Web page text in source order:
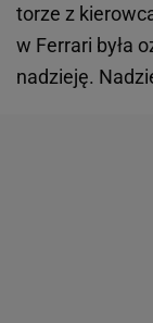
torze z
w Ferrari była
nadzieję.